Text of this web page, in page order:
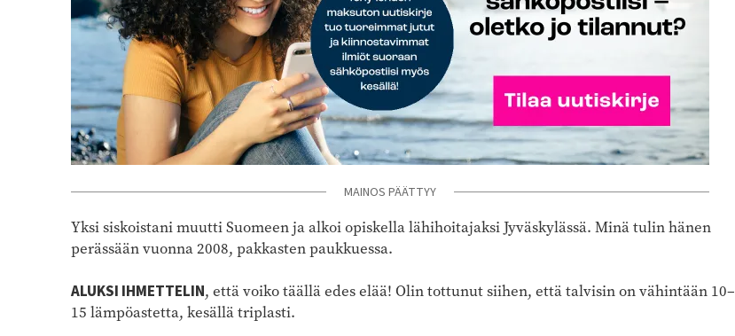
MAINOS PÄÄTTYY
Yksi siskoistani muutti Suomeen ja alkoi opiskella lähihoitajaksi Jyväskylässä. Minä tulin hänen
perässään vuonna 2008, pakkasten paukkuessa.
ALUKSI IHMETTELIN, että voiko täällä edes elää! Olin tottunut siihen, että talvisin on vähintään 10–
15 lämpöastetta, kesällä triplasti.